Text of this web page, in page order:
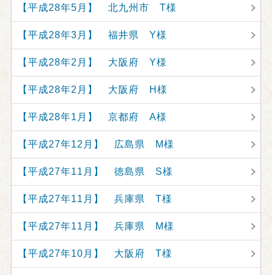
【平成28年5月】 北九州市 T様
【平成28年3月】 福井県 Y様
【平成28年2月】 大阪府 Y様
【平成28年2月】 大阪府 H様
【平成28年1月】 京都府 A様
【平成27年12月】 広島県 M様
【平成27年11月】 徳島県 S様
【平成27年11月】 兵庫県 T様
【平成27年11月】 兵庫県 M様
【平成27年10月】 大阪府 T様